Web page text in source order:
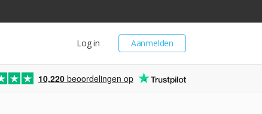
Aanmelden
Log in
10,220 beoordelingen op